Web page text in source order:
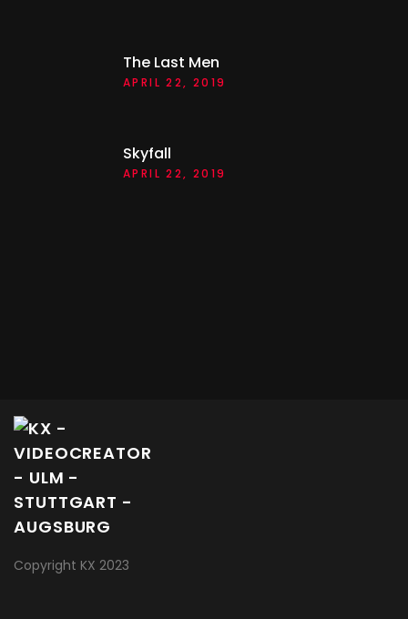
The Last Men
APRIL 22, 2019
Skyfall
APRIL 22, 2019
Copyright KX 2023